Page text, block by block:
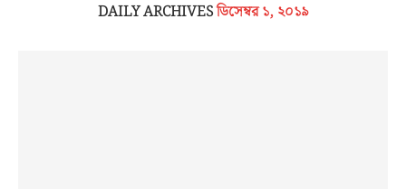
DAILY ARCHIVESডিসেম্বর ১, ২০১৯